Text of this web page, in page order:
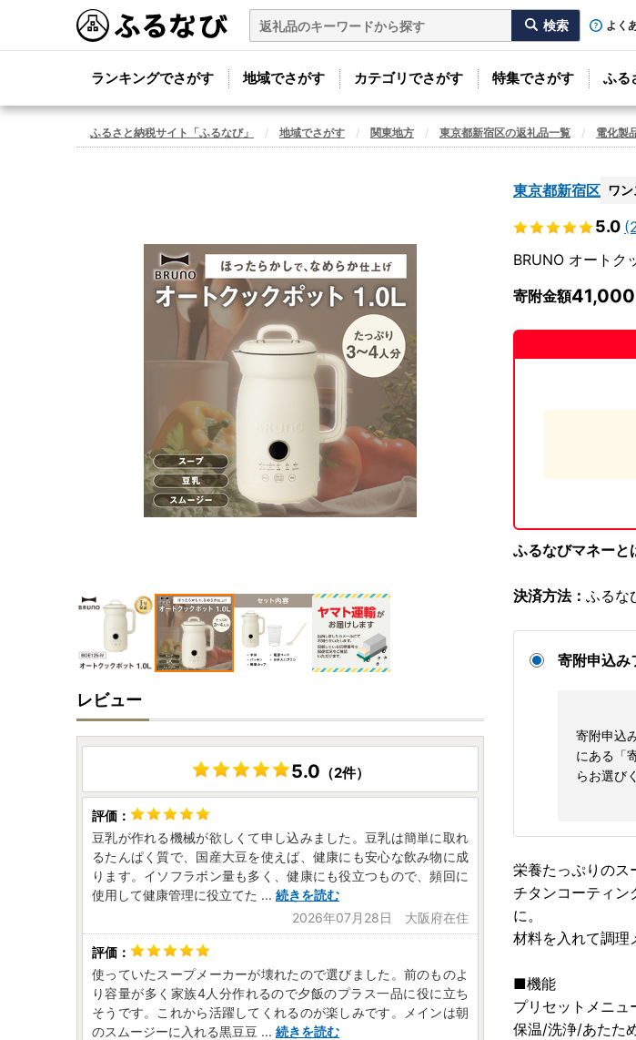
よく
ランキングでさがす 地域でさがす カテゴリでさがす 特集でさがす ふる
ふるさと納税サイト「ふるなび」 地域でさがす 関東地方 東京都新宿区の返礼品一覧 電化製
東京都新宿区 ワ
5.0
BRUNO オートク
寄附金額41,000
ふるなびマネーと
決済方法： ふるな
寄附申込み
寄附申込
にある「
らお選び
栄養たっぷりのス
チタンコーティン
に。
材料を入れて調理
■機能
プリセットメニ
保温/洗浄/あたため
レビュー
5.0 （2件）
豆乳が作れる機械が欲しくて申し込みました。豆乳は簡単に取れ
るたんぱく質で、国産大豆を使えば、健康にも安心な飲み物に成
ります。イソフラボン量も多く、健康にも役立つもので、頻回に
使用して健康管理に役立てた ... 続きを読む
2026年07月28日 大阪府在住
使っていたスープメーカーが壊れたので選びました。前のものよ
り容量が多く家族4人分作れるので夕飯のプラス一品に役に立ち
そうです。これから活躍してくれるのが楽しみです。メインは朝
のスムージーに入れる黒豆豆 ... 続きを読む